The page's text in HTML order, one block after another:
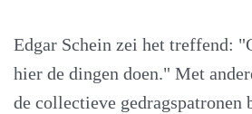
Edgar Schein zei het treffend:
hier de dingen doen." Met
de collectieve gedragspatronen